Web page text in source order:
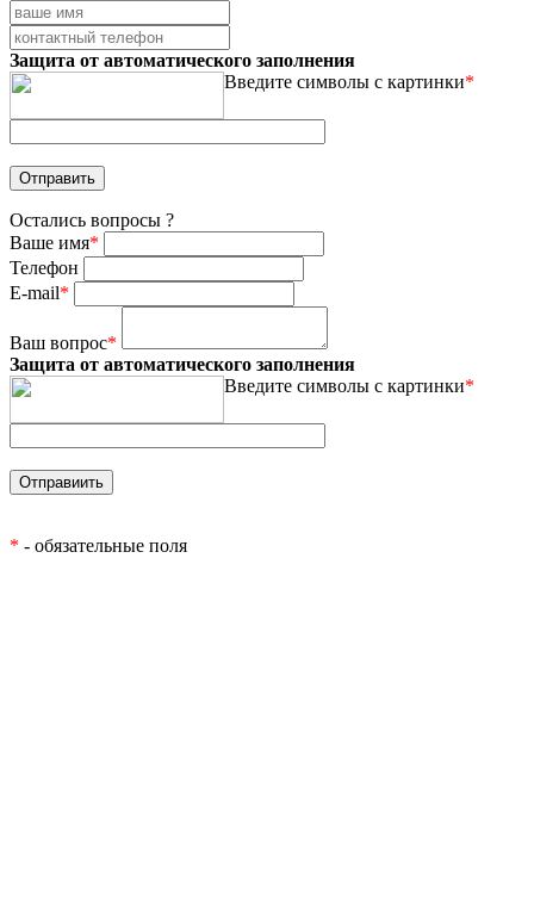
Защита от автоматического заполнения
Введите символы с картинки*
Остались вопросы ?
Ваше имя*
Телефон
E-mail*
Ваш вопрос*
Защита от автоматического заполнения
Введите символы с картинки*
* - обязательные поля